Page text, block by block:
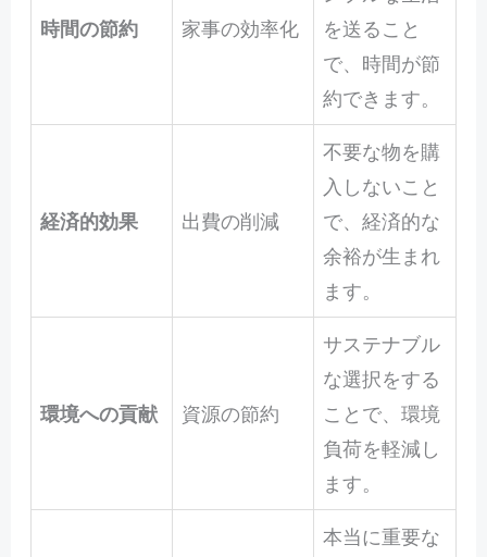
時間の節約 家事の効率化
を送ること
で、時間が節
約できます。
経済的効果 出費の削減
不要な物を購
入しないこと
で、経済的な
余裕が生まれ
ます。
環境への貢献 資源の節約
サステナブル
な選択をする
ことで、環境
負荷を軽減し
ます。
本当に重要な